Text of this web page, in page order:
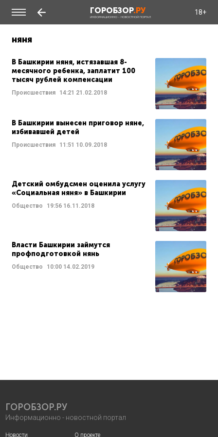
ГОРОБЗОР.РУ
ИНФОРМАЦИОННО - НОВОСТНОЙ ПОРТАЛ
18+
няня
В Башкирии няня, истязавшая 8-
месячного ребенка, заплатит 100
тысяч рублей компенсации
Происшествия 14:21 21.02.2018
В Башкирии вынесен приговор няне,
избивавшей детей
Происшествия 11:51 10.09.2018
Детский омбудсмен оценила услугу
«Социальная няня» в Башкирии
Общество 19:56 16.11.2018
Власти Башкирии займутся
профподготовкой нянь
Общество 10:00 14.02.2019
ГОРОБЗОР.РУ
Информационно - новостной портал
Новости О проекте